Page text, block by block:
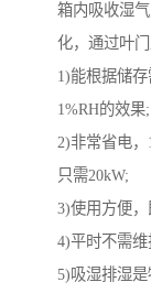
箱内吸收湿
化，通过叶
1)能根据储
1%RH的效果;
2)非常省电
只需20kW;
3)使用方便
4)平时不需维
5)吸湿排湿是